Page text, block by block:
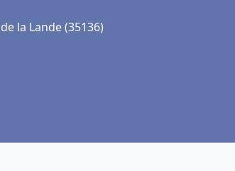
la Lande (35136)